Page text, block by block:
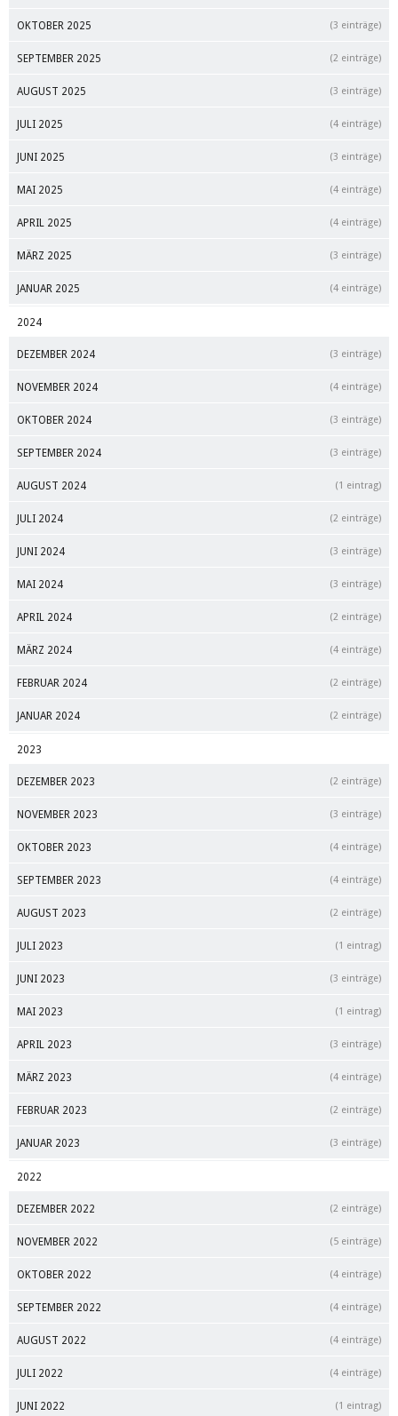
OKTOBER 2025 (3 einträge)
SEPTEMBER 2025 (2 einträge)
AUGUST 2025 (3 einträge)
JULI 2025 (4 einträge)
JUNI 2025 (3 einträge)
MAI 2025 (4 einträge)
APRIL 2025 (4 einträge)
MÄRZ 2025 (3 einträge)
JANUAR 2025 (4 einträge)
2024
DEZEMBER 2024 (3 einträge)
NOVEMBER 2024 (4 einträge)
OKTOBER 2024 (3 einträge)
SEPTEMBER 2024 (3 einträge)
AUGUST 2024 (1 eintrag)
JULI 2024 (2 einträge)
JUNI 2024 (3 einträge)
MAI 2024 (3 einträge)
APRIL 2024 (2 einträge)
MÄRZ 2024 (4 einträge)
FEBRUAR 2024 (2 einträge)
JANUAR 2024 (2 einträge)
2023
DEZEMBER 2023 (2 einträge)
NOVEMBER 2023 (3 einträge)
OKTOBER 2023 (4 einträge)
SEPTEMBER 2023 (4 einträge)
AUGUST 2023 (2 einträge)
JULI 2023 (1 eintrag)
JUNI 2023 (3 einträge)
MAI 2023 (1 eintrag)
APRIL 2023 (3 einträge)
MÄRZ 2023 (4 einträge)
FEBRUAR 2023 (2 einträge)
JANUAR 2023 (3 einträge)
2022
DEZEMBER 2022 (2 einträge)
NOVEMBER 2022 (5 einträge)
OKTOBER 2022 (4 einträge)
SEPTEMBER 2022 (4 einträge)
AUGUST 2022 (4 einträge)
JULI 2022 (4 einträge)
JUNI 2022 (1 eintrag)